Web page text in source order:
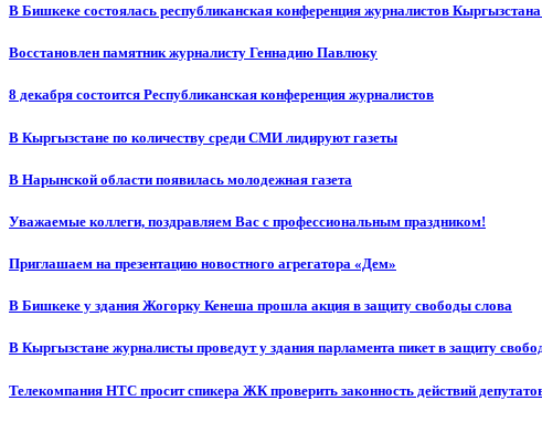
В Бишкеке состоялась республиканская конференция журналистов
Восстановлен памятник журналисту Геннадию Павлюку
8 декабря состоится Республиканская конференция журналистов
В Кыргызстане по количеству среди СМИ лидируют газеты
В Нарынской области появилась молодежная газета
Уважаемые коллеги, поздравляем Вас с профессиональным праздником!
Приглашаем на презентацию новостного агрегатора «Дем»
В Бишкеке у здания Жогорку Кенеша прошла акция в защиту свободы слова
В Кыргызстане журналисты проведут у здания парламента пикет в защиту
Телекомпания НТС просит спикера ЖК проверить законность действий